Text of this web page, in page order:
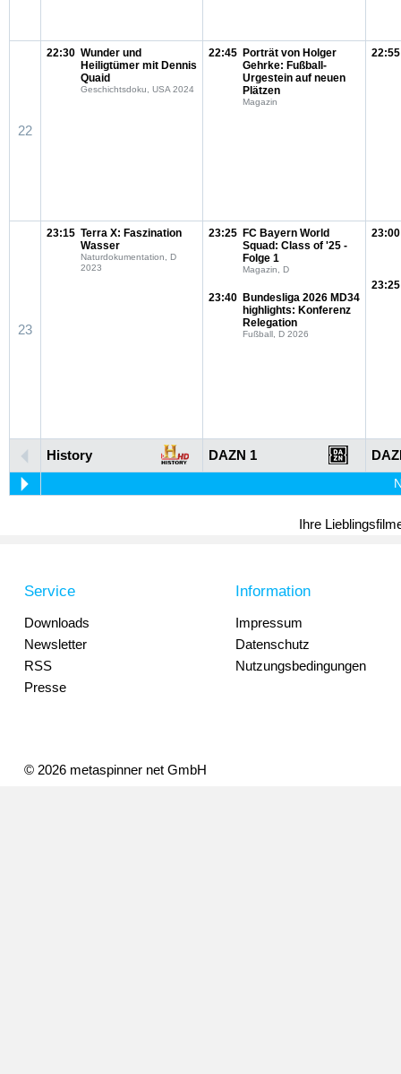
22
22:30 Wunder und
Heiligtümer mit Dennis
Quaid
Geschichtsdoku, USA 2024
22:45 Porträt von Holger
Gehrke: Fußball-
Urgestein auf neuen
Plätzen
Magazin
22:55
23
23:15 Terra X: Faszination
Wasser
Naturdokumentation, D
2023
23:25 FC Bayern World
Squad: Class of '25 -
Folge 1
Magazin, D
23:40 Bundesliga 2026 MD34
highlights: Konferenz
Relegation
Fußball, D 2026
23:00
23:25
History DAZN 1
Ihre
Service
Downloads
Newsletter
RSS
Presse
Information
Impressum
Datenschutz
Nutzungsbedingungen
© 2026 metaspinner net GmbH